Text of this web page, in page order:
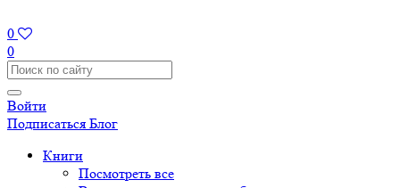
0
0
Войти
Подписаться Блог
Книги
Посмотреть все